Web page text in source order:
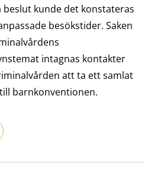
kunde det konstateras
besökstider. Saken
intagnas kontakter
att ta ett samlat
barnkonventionen.